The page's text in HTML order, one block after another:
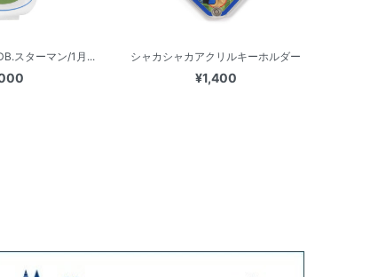
スターマン/1月... シャカシャカアクリルキーホルダー
¥1,400